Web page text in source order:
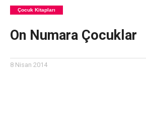
Çocuk Kitapları
On Numara Çocuklar
8 Nisan 2014